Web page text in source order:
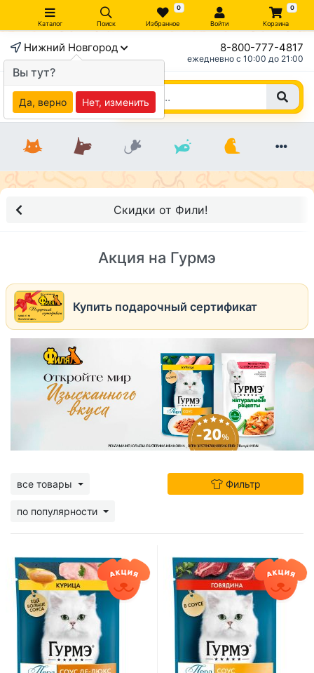
Каталог Поиск
0
Избранное Войти
0
Корзина
Нижний Новгород 8-800-777-4817
ежедневно c 10:00 до 21:00
Скидки от Фили!
Акция на Гурмэ
Купить подарочный сертификат
все товары
по популярности
Фильтр
Вы тут?
Да, верно Нет, изменить